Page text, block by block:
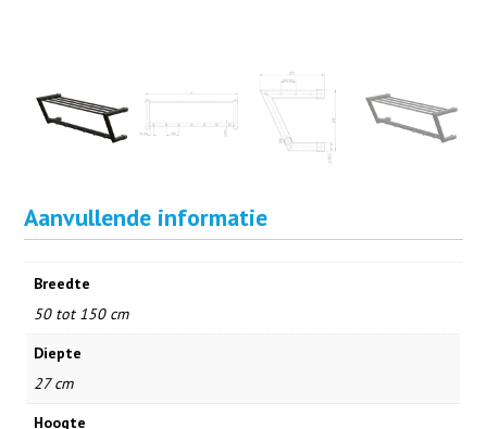
Aanvullende informatie
Breedte
50 tot 150 cm
Diepte
27 cm
Hoogte